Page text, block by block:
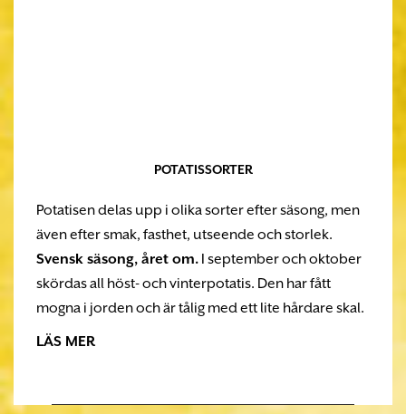
POTATISSORTER
Potatisen delas upp i olika sorter efter säsong, men
även efter smak, fasthet, utseende och storlek.
Svensk säsong, året om. I september och oktober
skördas all höst- och vinterpotatis. Den har fått
mogna i jorden och är tålig med ett lite hårdare skal.
LÄS MER